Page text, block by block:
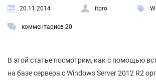
20.11.2014 itpro
комментариев 20
В этой статье посмотрим, как с помощью
на базе сервера с Windows Server 2012 R2